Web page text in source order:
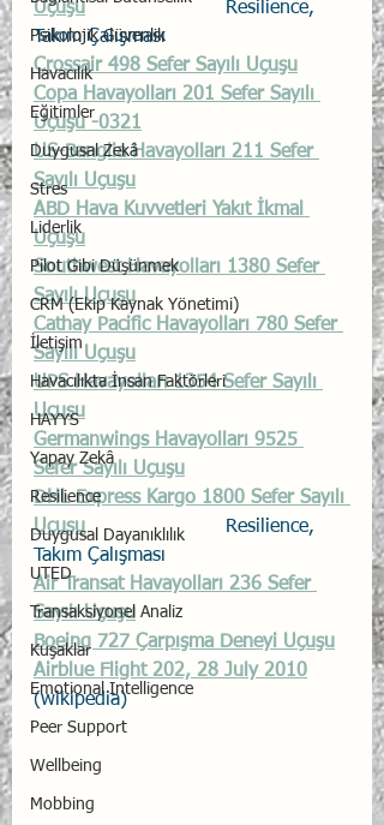
Psikolojik Güvenlik
Havacılık
Eğitimler
Duygusal Zekâ
Stres
Liderlik
Pilot Gibi Düşünmek
CRM (Ekip Kaynak Yönetimi)
İletişim
Havacılıkta İnsan Faktörleri
HAYYS
Yapay Zekâ
Resilience
Duygusal Dayanıklılık
UTED
Transaksiyonel Analiz
Kuşaklar
Emotional Intelligence
Peer Support
Wellbeing
Mobbing
Uçuşu
			Resilience,
Takım Çalışması
Crossair 498 Sefer Sayılı Uçuşu
Copa Havayolları 201 Sefer Sayılı
Uçuşu -0321
US-Banglia Havayolları 211 Sefer
Sayılı Uçuşu
ABD Hava Kuvvetleri Yakıt İkmal
Uçuşu
Southwest Havayolları 1380 Sefer
Sayılı Uçuşu
Cathay Pacific Havayolları 780 Sefer
Sayılı Uçuşu
UPS Havayolları 1354 Sefer Sayılı
Uçuşu
Germanwings Havayolları 9525
Sefer Sayılı Uçuşu
DHL Express Kargo 1800 Sefer Sayılı
Uçuşu
		Resilience,
Takım Çalışması
Air Transat Havayolları 236 Sefer
Sayılı Uçuşu
Boeing 727 Çarpışma Deneyi Uçuşu
Airblue Flight 202, 28 July 2010
(wikipedia)